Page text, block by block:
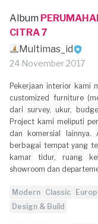
Album
CITRA 7
Multimas_id
24 November 2017
Pekerjaan interior kami
customized furniture
dari survey, ukur,
Project kami meliputi
dan komersial
berbagai tempat yang
kamar tidur, ruang
showroom dan
Modern Classic
Design & Build